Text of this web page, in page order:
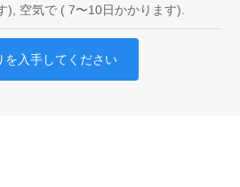
), 空気で ( 7〜10日かかります).
を入手してください